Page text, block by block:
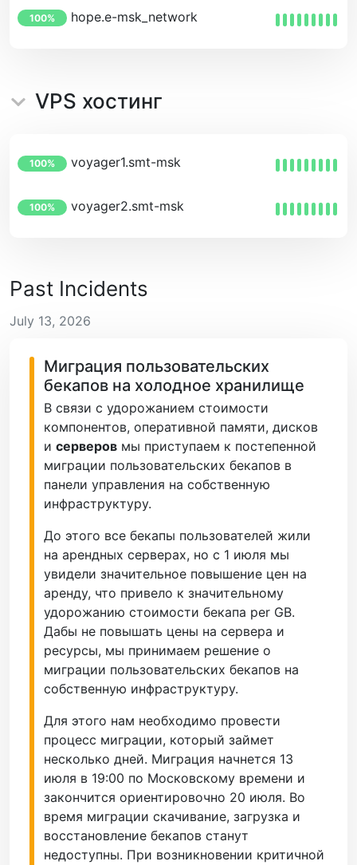
100% hope.e-msk_network
VPS хостинг
100% voyager1.smt-msk
100% voyager2.smt-msk
Past Incidents
July 13, 2026
Миграция пользовательских
бекапов на холодное хранилище
В связи с удорожанием стоимости
компонентов, оперативной памяти, дисков
и серверов мы приступаем к постепенной
миграции пользовательских бекапов в
панели управления на собственную
инфраструктуру.
До этого все бекапы пользователей жили
на арендных серверах, но с 1 июля мы
увидели значительное повышение цен на
аренду, что привело к значительному
удорожанию стоимости бекапа per GB.
Дабы не повышать цены на сервера и
ресурсы, мы принимаем решение о
миграции пользовательских бекапов на
собственную инфраструктуру.
Для этого нам необходимо провести
процесс миграции, который займет
несколько дней. Миграция начнется 13
июля в 19:00 по Московскому времени и
закончится ориентировочно 20 июля. Во
время миграции скачивание, загрузка и
восстановление бекапов станут
недоступны. При возникновении критичной